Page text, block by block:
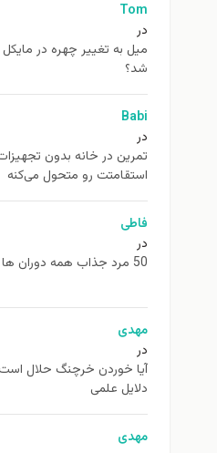
Tom
در
ميل به تغيير چهره در
شد؟
Babi
در
استقامتت رو متحول می‌کنه
فاطی
در
50 مرد جذاب همه دوران ها
مهدی
در
آیا خوردن خرچنگ حلال
دلایل علمی
مهدی